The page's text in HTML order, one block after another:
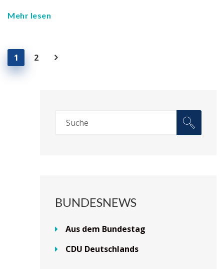
Mehr lesen
1 2
BUNDESNEWS
Aus dem Bundestag
CDU Deutschlands